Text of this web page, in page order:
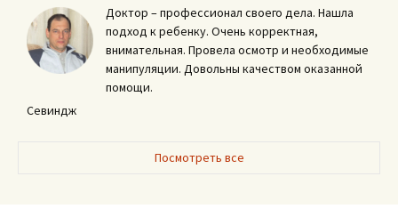
Доктор – профессионал своего дела. Нашла
подход к ребенку. Очень корректная,
внимательная. Провела осмотр и необходимые
манипуляции. Довольны качеством оказанной
помощи.
Севиндж
Посмотреть все